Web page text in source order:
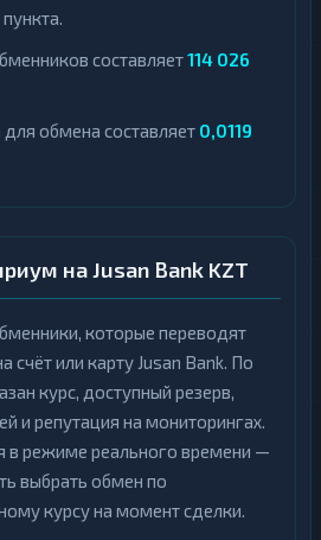
составляет114 026
обмена составляет 0,0119
на Jusan Bank KZT
которые переводят
или карту Jusan Bank. По
курс, доступный резерв,
и репутация на мониторингах.
в режиме реального времени —
выбрать обмен по
курсу на момент сделки.